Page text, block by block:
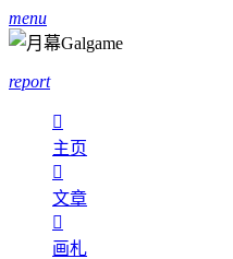
menu
report

主页

文章

画札